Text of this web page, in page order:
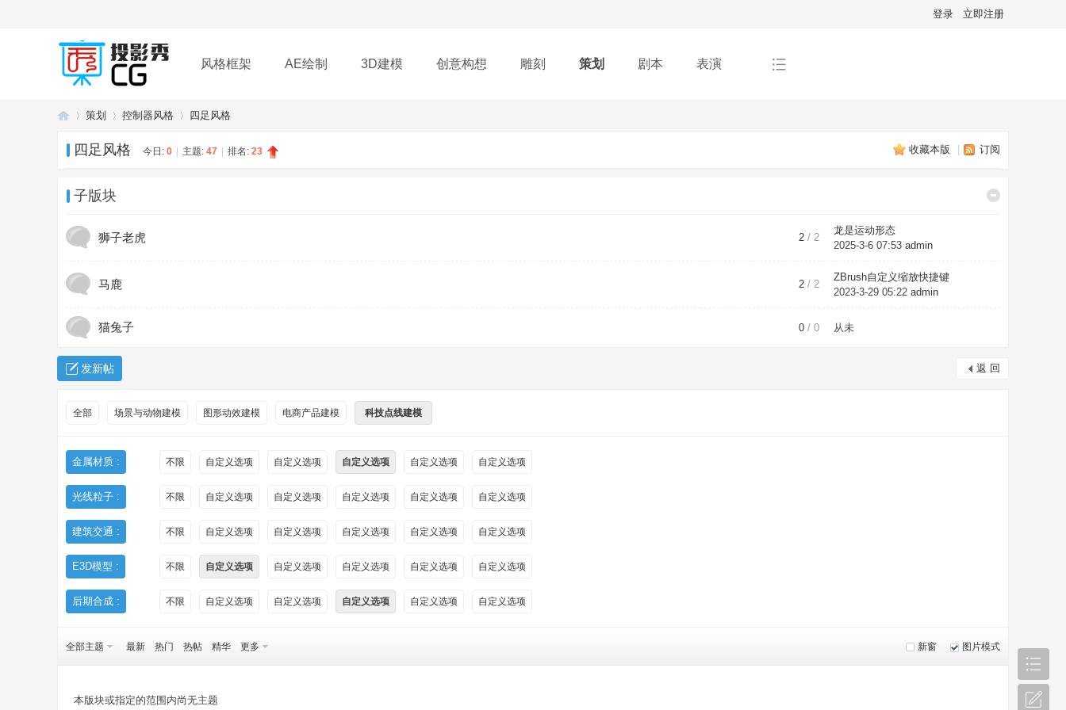
登录 立即注册
风格框架 AE绘制 3D建模 创意构想 雕刻 策划 剧本 表演
插件 帮助 下载
策划 控制器风格 四足风格
收藏本版 订阅
四足风格 今日: 0 主题: 47 排名: 23
子版块
狮子老虎 2 / 2
龙是运动形态
2025-3-6 07:53 admin
马鹿 2 / 2
ZBrush自定义缩放快捷键
2023-3-29 05:22 admin
猫兔子 0 / 0 从未
返 回
发新帖
全部 场景与动物建模 图形动效建模 电商产品建模 科技点线建模
金属材质 : 不限 自定义选项 自定义选项 自定义选项 自定义选项 自定义选项
光线粒子 : 不限 自定义选项 自定义选项 自定义选项 自定义选项 自定义选项
建筑交通 : 不限 自定义选项 自定义选项 自定义选项 自定义选项 自定义选项
E3D模型 : 不限 自定义选项 自定义选项 自定义选项 自定义选项 自定义选项
后期合成 : 不限 自定义选项 自定义选项 自定义选项 自定义选项 自定义选项
新窗
全部主题 最新 热门 热帖 精华 更多 图片模式
本版块或指定的范围内尚无主题